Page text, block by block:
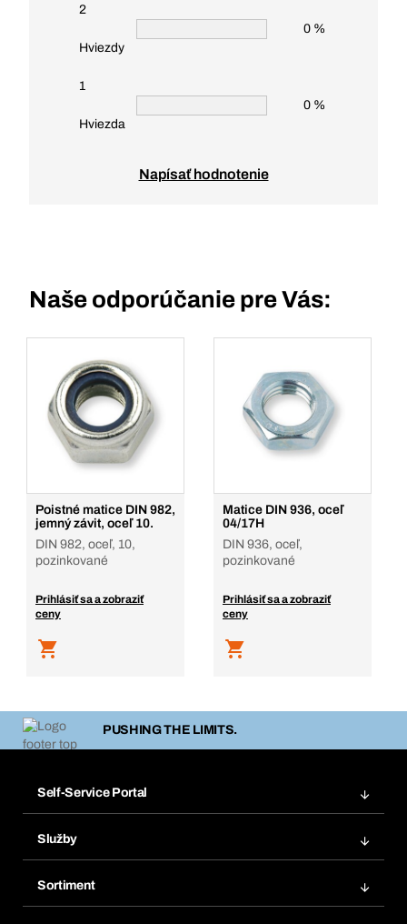
2
Hviezdy
0 %
1
Hviezda
0 %
Napísať hodnotenie
Naše odporúčanie pre Vás:
Poistné matice DIN 982,
jemný závit, oceľ 10.
DIN 982, oceľ, 10,
pozinkované
Prihlásiť sa a zobraziť
ceny
Matice DIN 936, oceľ
04/17H
DIN 936, oceľ,
pozinkované
Prihlásiť sa a zobraziť
ceny
PUSHING THE LIMITS.
Self-Service Portal
Obľúbené
Opakované objednávky
Služby
Sortiment